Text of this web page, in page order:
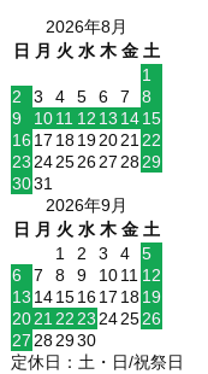
2026年8月
日
月 火 水 木 金 土
1
2
3 4 5 6 7
8
9
1011 12 13 1415
16 17 18192021 22
23 24252627 2829
3031
2026年9月
日
月 火 水 木 金 土
1
2 3 4
5
6
7 8 9 1011 12
13 14151617 1819
2021 22 23 242526
27 282930
定休日：土・日/祝祭日